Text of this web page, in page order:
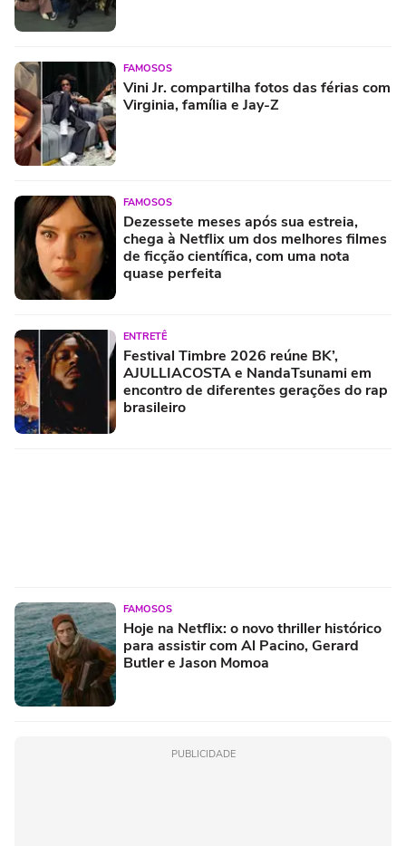
FAMOSOS
Vini Jr. compartilha fotos das férias com
Virginia, família e Jay-Z
FAMOSOS
Dezessete meses após sua estreia,
chega à Netflix um dos melhores filmes
de ficção científica, com uma nota
quase perfeita
ENTRETÊ
Festival Timbre 2026 reúne BK’,
AJULLIACOSTA e NandaTsunami em
encontro de diferentes gerações do rap
brasileiro
FAMOSOS
Hoje na Netflix: o novo thriller histórico
para assistir com Al Pacino, Gerard
Butler e Jason Momoa
PUBLICIDADE